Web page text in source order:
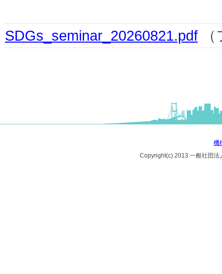
SDGs_seminar_20260821.pdf
機
Copyright(c) 2013 一般社団